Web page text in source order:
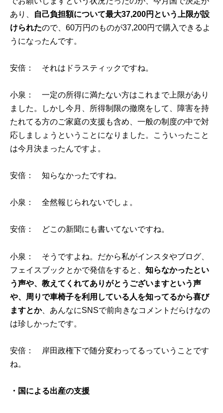
あり、
自己負担額について最大37,200円という上限が設
けられたので、60万円のものが37,200円で購入できるよ
うになったんです。
安倍： それはドラスティックですね。
小泉： 一定の所得に満たない方はこれまで上限があり
ました。しかし今月、所得制限の撤廃をして、障害を持
たれてる方のご家庭の支援も含め、一般の制度の中で対
応しましょうということになりました。こういったこと
は今月決まったんですよ。
安倍： 知らなかったですね。
小泉： 全然報じられないでしょ。
安倍： どこの新聞にも書いてないですね。
小泉： そうですよね。だから私がインスタやブログ、
フェイスブックとかで発信をすると、知らなかったとい
う声や、教えてくれてありがとうございますという声
や、周りで車椅子を利用している人を知ってるから喜び
ますとか、あんなにSNSで前向きなコメントだらけなの
は珍しかったです。
安倍： 岸田政権下で随分変わってるっていうことです
ね。
・国による出産の支援